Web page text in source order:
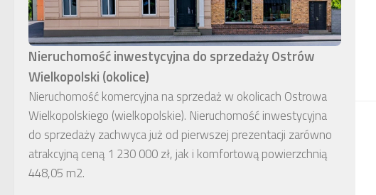
Nieruchomość inwestycyjna do sprzedaży Ostrów
Wielkopolski (okolice)
Nieruchomość komercyjna na sprzedaż w okolicach Ostrowa
Wielkopolskiego (wielkopolskie). Nieruchomość inwestycyjna
do sprzedaży zachwyca już od pierwszej prezentacji zarówno
atrakcyjną ceną 1 230 000 zł, jak i komfortową powierzchnią
448,05 m2.